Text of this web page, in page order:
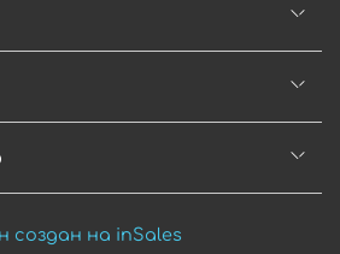
создан на inSales